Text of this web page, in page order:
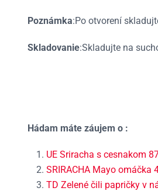
Poznámka:Po otvorení
Skladovanie:Skladujte na
Hádam máte záujem o :
UE Sriracha s cesnakom
SRIRACHA Mayo omáčka
TD Zelené čili papričky v